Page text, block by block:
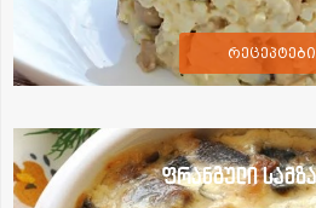
რეცეპტები
ფრანგული